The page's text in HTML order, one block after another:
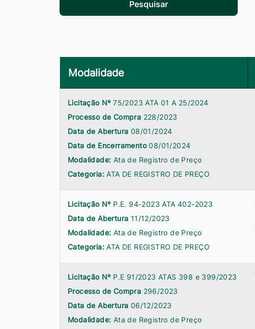
Pesquisar
Modalidade
Licitação Nº75/2023 ATA 01 A 25/2024
Processo de Compra 228/2023
Data de Abertura 08/01/2024
Data de Encerramento08/01/2024
Modalidade: Ata de Registro de Preço
Categoria:ATA DE REGISTRO DE PREÇO
Licitação Nº P.E. 94-2023 ATA 402-2023
Data de Abertura 11/12/2023
Modalidade: Ata de Registro de Preço
Categoria:ATA DE REGISTRO DE PREÇO
Licitação Nº P.E 91/2023 ATAS 398 e 399/2023
Processo de Compra 296/2023
Data de Abertura 06/12/2023
Modalidade: Ata de Registro de Preço